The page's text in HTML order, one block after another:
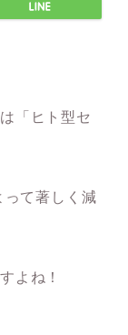
「ヒト型セ
って著しく減
よね！